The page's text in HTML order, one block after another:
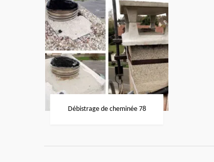
Débistrage de cheminée 78